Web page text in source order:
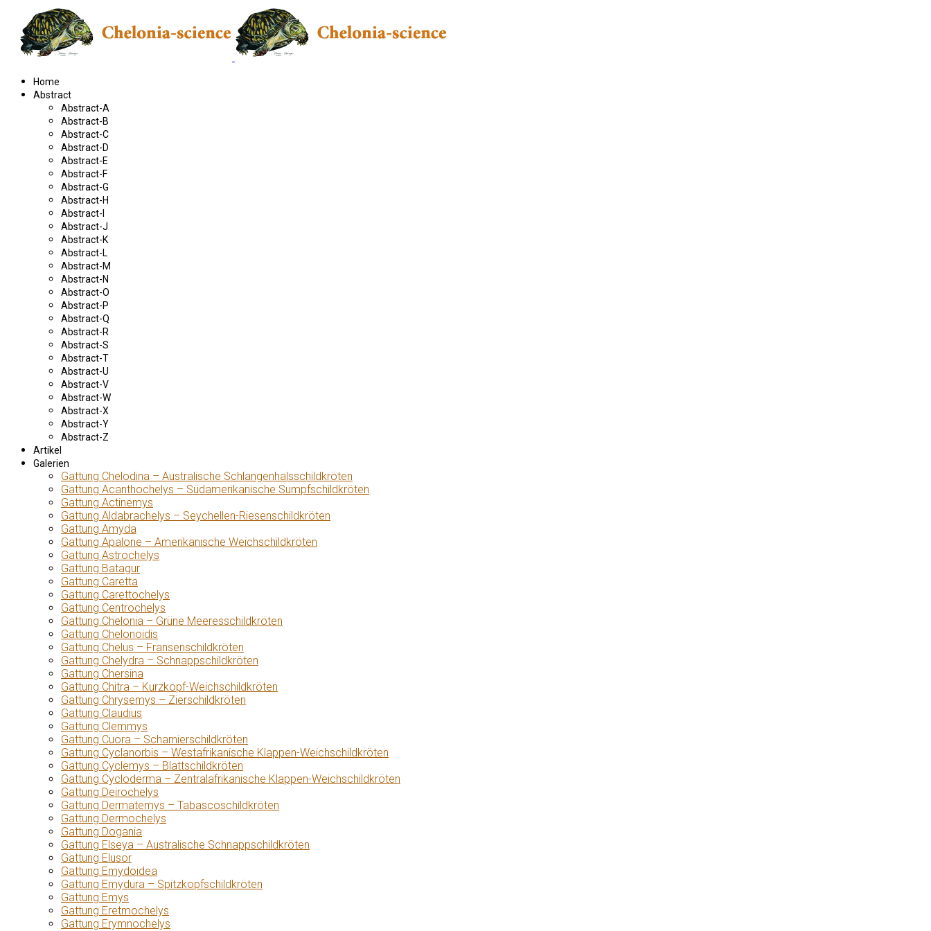
Home
Abstract
Abstract-A
Abstract-B
Abstract-C
Abstract-D
Abstract-E
Abstract-F
Abstract-G
Abstract-H
Abstract-I
Abstract-J
Abstract-K
Abstract-L
Abstract-M
Abstract-N
Abstract-O
Abstract-P
Abstract-Q
Abstract-R
Abstract-S
Abstract-T
Abstract-U
Abstract-V
Abstract-W
Abstract-X
Abstract-Y
Abstract-Z
Artikel
Galerien
Gattung Chelodina – Australische Schlangenhalsschildkröten
Gattung Acanthochelys – Südamerikanische Sumpfschildkröten
Gattung Actinemys
Gattung Aldabrachelys – Seychellen-Riesenschildkröten
Gattung Amyda
Gattung Apalone – Amerikanische Weichschildkröten
Gattung Astrochelys
Gattung Batagur
Gattung Caretta
Gattung Carettochelys
Gattung Centrochelys
Gattung Chelonia – Grüne Meeresschildkröten
Gattung Chelonoidis
Gattung Chelus – Fransenschildkröten
Gattung Chelydra – Schnappschildkröten
Gattung Chersina
Gattung Chitra – Kurzkopf-Weichschildkröten
Gattung Chrysemys – Zierschildkröten
Gattung Claudius
Gattung Clemmys
Gattung Cuora – Scharnierschildkröten
Gattung Cyclanorbis – Westafrikanische Klappen-Weichschildkröten
Gattung Cyclemys – Blattschildkröten
Gattung Cycloderma – Zentralafrikanische Klappen-Weichschildkröten
Gattung Deirochelys
Gattung Dermatemys – Tabascoschildkröten
Gattung Dermochelys
Gattung Dogania
Gattung Elseya – Australische Schnappschildkröten
Gattung Elusor
Gattung Emydoidea
Gattung Emydura – Spitzkopfschildkröten
Gattung Emys
Gattung Eretmochelys
Gattung Erymnochelys